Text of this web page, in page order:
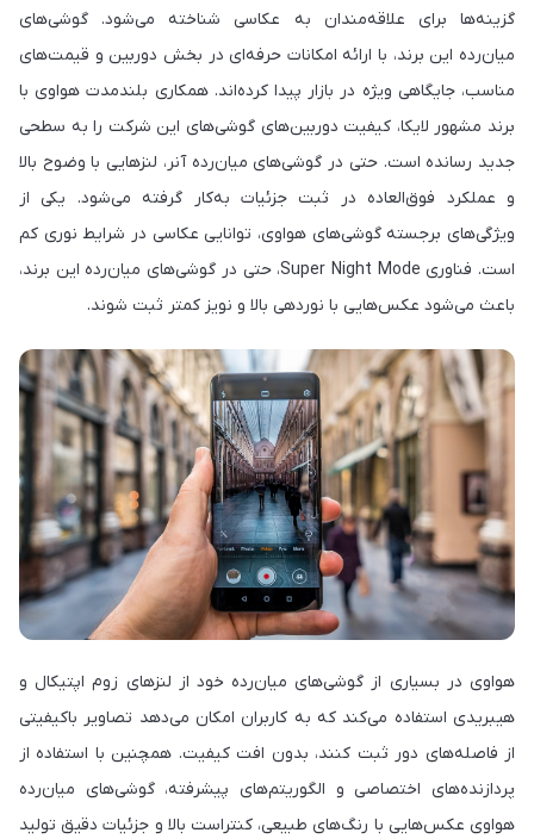
گزینه‌ها برای علاقه‌مندان به عکاسی شناخته می‌شود. گوشی‌های
میان‌رده این برند، با ارائه امکانات حرفه‌ای در بخش دوربین و قیمت‌های
مناسب، جایگاهی ویژه در بازار پیدا کرده‌اند. همکاری بلندمدت هواوی با
برند مشهور لایکا، کیفیت دوربین‌های گوشی‌های این شرکت را به سطحی
جدید رسانده است. حتی در گوشی‌های میان‌رده آنر، لنزهایی با وضوح بالا
و عملکرد فوق‌العاده در ثبت جزئیات به‌کار گرفته می‌شود. یکی از
ویژگی‌های برجسته گوشی‌های هواوی، توانایی عکاسی در شرایط نوری کم
است. فناوری Super Night Mode، حتی در گوشی‌های میان‌رده این برند،
باعث می‌شود عکس‌هایی با نوردهی بالا و نویز کمتر ثبت شوند.
هواوی در بسیاری از گوشی‌های میان‌رده خود از لنزهای زوم اپتیکال و
هیبریدی استفاده می‌کند که به کاربران امکان می‌دهد تصاویر باکیفیتی
از فاصله‌های دور ثبت کنند، بدون افت کیفیت. همچنین با استفاده از
پردازنده‌های اختصاصی و الگوریتم‌های پیشرفته، گوشی‌های میان‌رده
هواوی عکس‌هایی با رنگ‌های طبیعی، کنتراست بالا و جزئیات دقیق تولید